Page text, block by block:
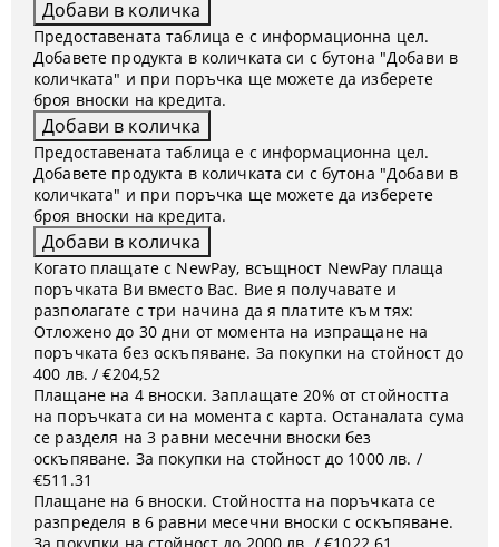
Предоставената таблица е с информационна цел.
Добавете продукта в количката си с бутона "Добави в
количката" и при поръчка ще можете да изберете
броя вноски на кредита.
Предоставената таблица е с информационна цел.
Добавете продукта в количката си с бутона "Добави в
количката" и при поръчка ще можете да изберете
броя вноски на кредита.
Когато плащате с NewPay, всъщност NewPay плаща
поръчката Ви вместо Вас. Вие я получавате и
разполагате с три начина да я платите към тях:
Отложено до 30 дни от момента на изпращане на
поръчката без оскъпяване. За покупки на стойност до
400 лв. / €204,52
Плащане на 4 вноски. Заплащате 20% от стойността
на поръчката си на момента с карта. Останалата сума
се разделя на 3 равни месечни вноски без
оскъпяване. За покупки на стойност до 1000 лв. /
€511.31
Плащане на 6 вноски. Стойността на поръчката се
разпределя в 6 равни месечни вноски с оскъпяване.